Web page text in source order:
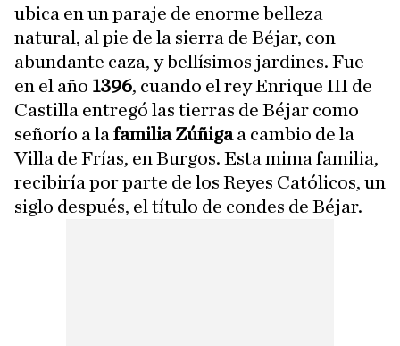
ubica en un paraje de enorme belleza
natural, al pie de la sierra de Béjar, con
abundante caza, y bellísimos jardines. Fue
en el año 1396, cuando el rey Enrique III de
Castilla entregó las tierras de Béjar como
señorío a la familia Zúñigaa cambio de la
Villa de Frías, en Burgos. Esta mima familia,
recibiría por parte de los Reyes Católicos, un
siglo después, el título de condes de Béjar.